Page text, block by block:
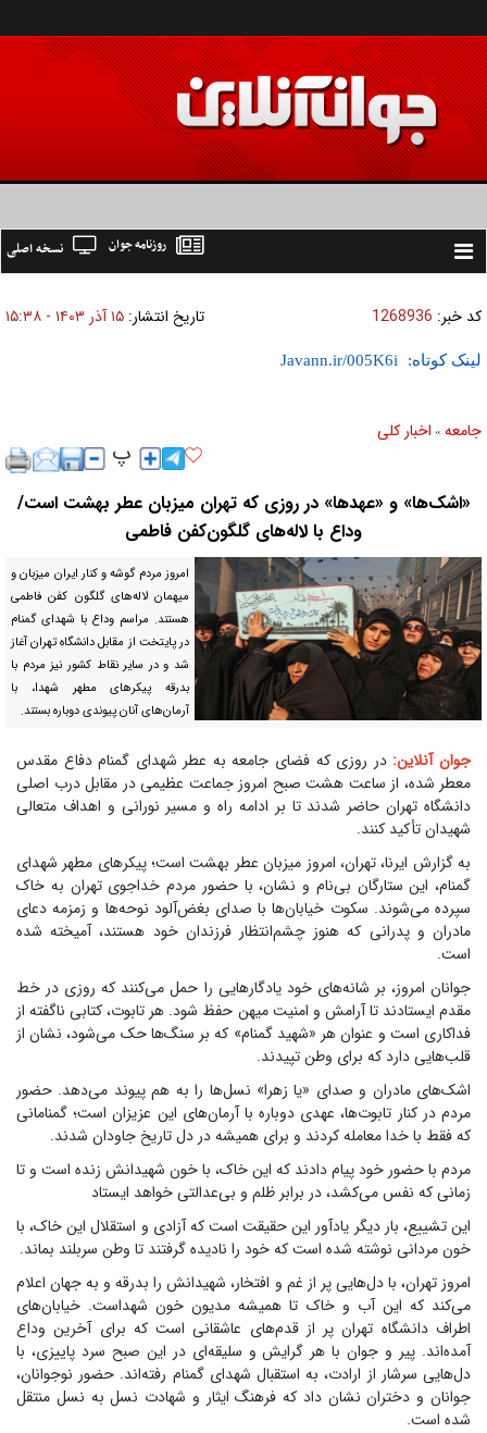
Toggle
نسخه اصلی روزنامه جوان
کد خبر: 1268936 تاریخ انتشار: ۱۵ آذر ۱۴۰۳ - ۱۵:۳۸
لینک کوتاه:
جامعه » اخبار كلی
«اشک‌ها» و «عهدها» در روزی که تهران میزبان عطر بهشت است/
وداع با لاله‌های گلگون‌کفن فاطمی
امروز مردم گوشه و کنار ایران میزبان و
میهمان لاله‌های گلگون کفن فاطمی
هستند. مراسم وداع با شهدای گمنام
در پایتخت از مقابل دانشگاه تهران آغاز
شد و در سایر نقاط کشور نیز مردم با
بدرقه پیکر‌های مطهر شهدا، با
آرمان‌های آنان پیوندی دوباره بستند.
جوان آنلاین: در روزی که فضای جامعه به عطر شهدای گمنام دفاع مقدس
معطر شده، از ساعت هشت صبح امروز جماعت عظیمی در مقابل درب اصلی
دانشگاه تهران حاضر شدند تا بر ادامه راه و مسیر نورانی و اهداف متعالی
شهیدان تأکید کنند.
به گزارش ایرنا، تهران، امروز میزبان عطر بهشت است؛ پیکر‌های مطهر شهدای
گمنام، این ستارگان بی‌نام و نشان، با حضور مردم خداجوی تهران به خاک
سپرده می‌شوند. سکوت خیابان‌ها با صدای بغض‌آلود نوحه‌ها و زمزمه دعای
مادران و پدرانی که هنوز چشم‌انتظار فرزندان خود هستند، آمیخته شده
است.
جوانان امروز، بر شانه‌های خود یادگار‌هایی را حمل می‌کنند که روزی در خط
مقدم ایستادند تا آرامش و امنیت میهن حفظ شود. هر تابوت، کتابی ناگفته از
فداکاری است و عنوان هر «شهید گمنام» که بر سنگ‌ها حک می‌شود، نشان از
قلب‌هایی دارد که برای وطن تپیدند.
اشک‌های مادران و صدای «یا زهرا» نسل‌ها را به هم پیوند می‌دهد. حضور
مردم در کنار تابوت‌ها، عهدی دوباره با آرمان‌های این عزیزان است؛ گمنامانی
که فقط با خدا معامله کردند و برای همیشه در دل تاریخ جاودان شدند.
مردم با حضور خود پیام دادند که این خاک، با خون شهیدانش زنده است و تا
زمانی که نفس می‌کشد، در برابر ظلم و بی‌عدالتی خواهد ایستاد
این تشییع، بار دیگر یادآور این حقیقت است که آزادی و استقلال این خاک، با
خون مردانی نوشته شده است که خود را نادیده گرفتند تا وطن سربلند بماند.
امروز تهران، با دل‌هایی پر از غم و افتخار، شهیدانش را بدرقه و به جهان اعلام
می‌کند که این آب و خاک تا همیشه مدیون خون شهداست. خیابان‌های
اطراف دانشگاه تهران پر از قدم‌های عاشقانی است که برای آخرین وداع
آمده‌اند. پیر و جوان با هر گرایش و سلیقه‌ای در این صبح سرد پاییزی، با
دل‌هایی سرشار از ارادت، به استقبال شهدای گمنام رفته‌اند. حضور نوجوانان،
جوانان و دختران نشان داد که فرهنگ ایثار و شهادت نسل به نسل منتقل
شده است.